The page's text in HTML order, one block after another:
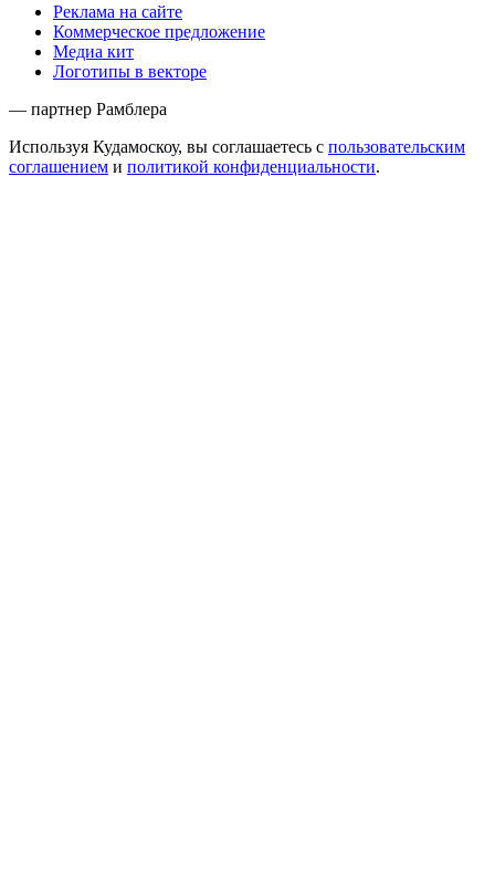
Реклама на сайте
Коммерческое предложение
Медиа кит
Логотипы в векторе
— партнер Рамблера
Используя Кудамоскоу, вы соглашаетесь с пользовательским
соглашением и политикой конфиденциальности.